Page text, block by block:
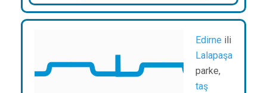
Edirne ili
Lalapaşa
parke,
taş